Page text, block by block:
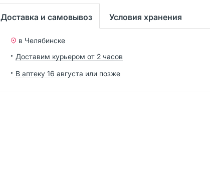
Доставка и самовывоз Условия хранения
в Челябинске
Доставим курьером от 2 часов
В аптеку 16 августа или позже